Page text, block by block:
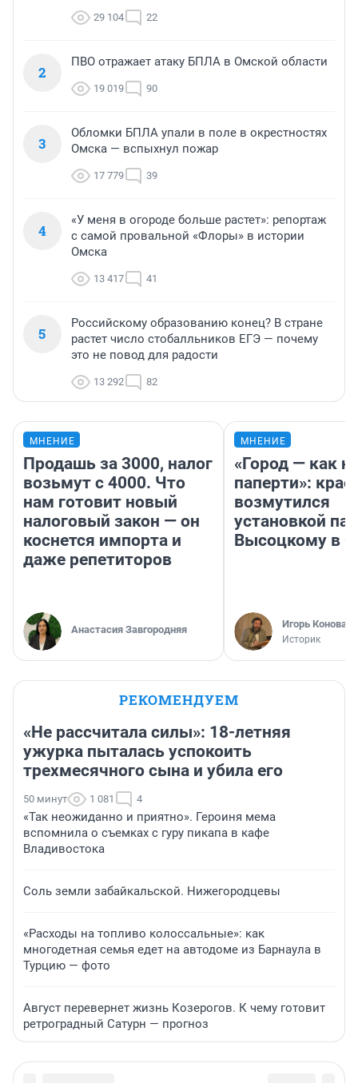
29 104 22
2
ПВО отражает атаку БПЛА в Омской области
19 019 90
3
Обломки БПЛА упали в поле в окрестностях
Омска — вспыхнул пожар
17 779 39
4
«У меня в огороде больше растет»: репортаж
с самой провальной «Флоры» в истории
Омска
13 417 41
5
Российскому образованию конец? В стране
растет число стобалльников ЕГЭ — почему
это не повод для радости
13 292 82
МНЕНИЕ
Продашь за 3000, налог
возьмут с 4000. Что
нам готовит новый
налоговый закон — он
коснется импорта и
даже репетиторов
Анастасия Завгородняя
МНЕНИЕ
«Город — как
паперти»:
возмутился
установкой
Высоцкому в
Игорь
Историк
РЕКОМЕНДУЕМ
«Не рассчитала силы»: 18-летняя
ужурка пыталась успокоить
трехмесячного сына и убила его
50 минут 1 081 4
«Так неожиданно и приятно». Героиня мема
вспомнила о съемках с гуру пикапа в кафе
Владивостока
Соль земли забайкальской. Нижегородцевы
«Расходы на топливо колоссальные»: как
многодетная семья едет на автодоме из Барнаула в
Турцию — фото
Август перевернет жизнь Козерогов. К чему готовит
ретроградный Сатурн — прогноз